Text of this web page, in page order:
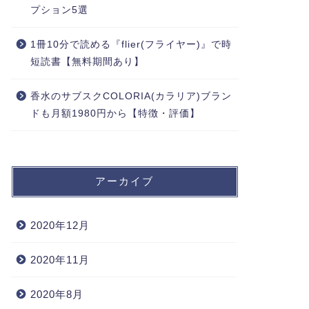
プション5選
1冊10分で読める『flier(フライヤー)』で時
短読書【無料期間あり】
香水のサブスクCOLORIA(カラリア)ブラン
ドも月額1980円から【特徴・評価】
アーカイブ
2020年12月
2020年11月
2020年8月